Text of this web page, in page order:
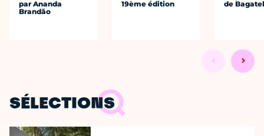
par Ananda
Brandão
19ème édition
de
SÉLECTIONS